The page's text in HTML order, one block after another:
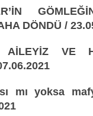
DÖNDÜ /
AİLEYİZ VE
mı yoksa